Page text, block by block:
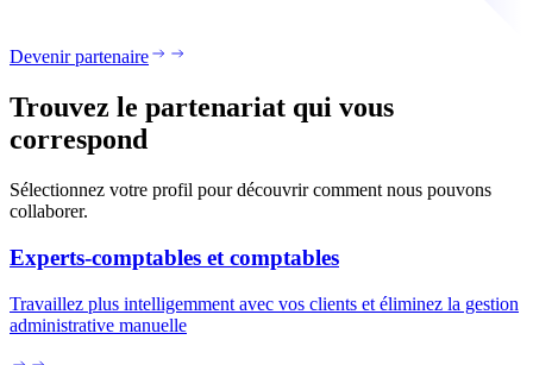
Devenir partenaire
Trouvez le partenariat qui vous
correspond
Sélectionnez votre profil pour découvrir comment nous pouvons
collaborer.
Experts-comptables et comptables
Travaillez plus intelligemment avec vos clients et éliminez la gestion
administrative manuelle